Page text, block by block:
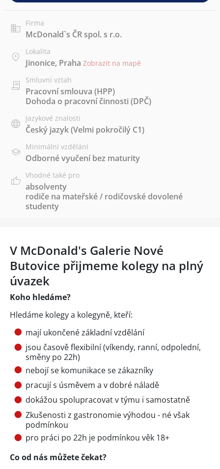
Firma
McDonald`s ČR spol. s r.o.
Lokalita
Jinonice, Praha Zobrazit na mapě
Smluvní vztah
Pracovní smlouva (HPP)
Dohoda o pracovní činnosti (DPČ)
Jazykové znalosti
Český jazyk(Velmi pokročilý C1)
Minimální vzdělání
Odborné vyučení bez maturity
Vhodné také pro
absolventy
rodiče na mateřské / rodičovské dovolené
studenty
V McDonald's Galerie Nové
Butovice přijmeme kolegy na plný
úvazek
Koho hledáme?
Hledáme kolegy a kolegyně, kteří:
mají ukončené základní vzdělání
jsou časově flexibilní (víkendy, ranní, odpolední,
směny po 22h)
nebojí se komunikace se zákazníky
pracují s úsměvem a v dobré náladě
dokážou spolupracovat v týmu i samostatně
Zkušenosti z gastronomie výhodou - né však
podmínkou
pro práci po 22h je podmínkou věk 18+
Co od nás můžete čekat?